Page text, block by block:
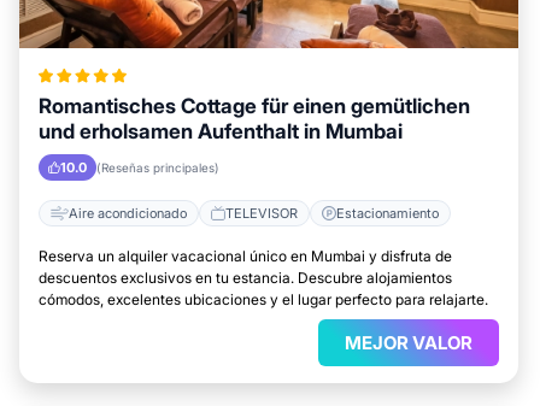
Romantisches Cottage für einen gemütlichen
und erholsamen Aufenthalt in Mumbai
10.0 (Reseñas principales)
Aire acondicionado TELEVISOR Estacionamiento
Reserva un alquiler vacacional único en Mumbai y disfruta de
descuentos exclusivos en tu estancia. Descubre alojamientos
cómodos, excelentes ubicaciones y el lugar perfecto para relajarte.
MEJOR VALOR